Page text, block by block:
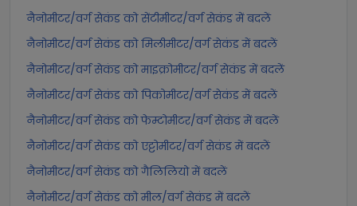
नैनोमीटर/वर्ग सेकंड को सेंटीमीटर/वर्ग सेकंड में बदलें
नैनोमीटर/वर्ग सेकंड को मिलीमीटर/वर्ग सेकंड में बदलें
नैनोमीटर/वर्ग सेकंड को माइक्रोमीटर/वर्ग सेकंड में बदलें
नैनोमीटर/वर्ग सेकंड को पिकोमीटर/वर्ग सेकंड में बदलें
नैनोमीटर/वर्ग सेकंड को फेम्टोमीटर/वर्ग सेकंड में बदलें
नैनोमीटर/वर्ग सेकंड को एट्टोमीटर/वर्ग सेकंड में बदलें
नैनोमीटर/वर्ग सेकंड को गैलिलियो में बदलें
नैनोमीटर/वर्ग सेकंड को मील/वर्ग सेकंड में बदलें